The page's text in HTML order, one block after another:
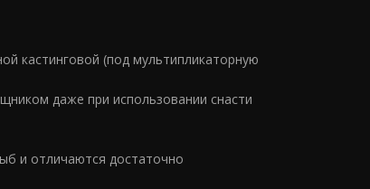
кастинговой (под мультипликаторную
даже при использовании снасти
и отличаются достаточно